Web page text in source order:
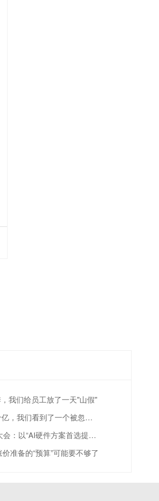
我们给员工放了一天"山假"
当春晚AI大战烧掉数十亿，我们看到了一个被忽视的真相
宇凡微亮相2026雨果大会：以“AI硬件方案首选提供商”赋能跨境出海
准备的“预算”可能要不够了